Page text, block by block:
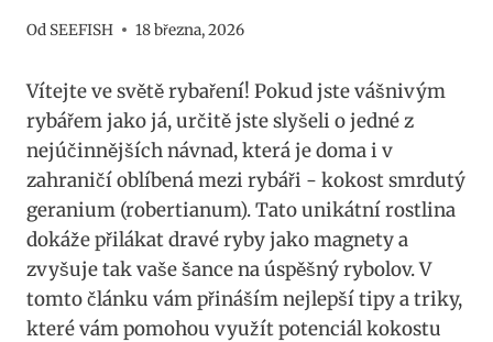
Od SEEFISH 18 března, 2026
Vítejte ve světě rybaření! Pokud jste vášnivým
rybářem jako já, určitě jste slyšeli o jedné z
⁣nejúčinnějších návnad, ​která‍ je doma i v
zahraničí oblíbená mezi⁣ rybáři -​ kokost smrdutý
geranium (robertianum). ​Tato unikátní rostlina
dokáže přilákat dravé ‍ryby jako magnety a
zvyšuje tak vaše šance na úspěšný rybolov. V
tomto článku vám přináším‌ nejlepší tipy a triky,
které vám pomohou využít potenciál kokostu